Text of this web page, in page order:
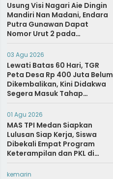
Usung Visi Nagari Aie Dingin
Mandiri Nan Madani, Endara
Putra Gunawan Dapat
Nomor Urut 2 pada
Penetapan Calon Wali
Nagari.
03 Agu 2026
Lewati Batas 60 Hari, TGR
Peta Desa Rp 400 Juta Belum
Dikembalikan, Kini Didakwa
Segera Masuk Tahap
Penyidikan
01 Agu 2026
MAS TPI Medan Siapkan
Lulusan Siap Kerja, Siswa
Dibekali Empat Program
Keterampilan dan PKL di
Dunia Industri
kemarin